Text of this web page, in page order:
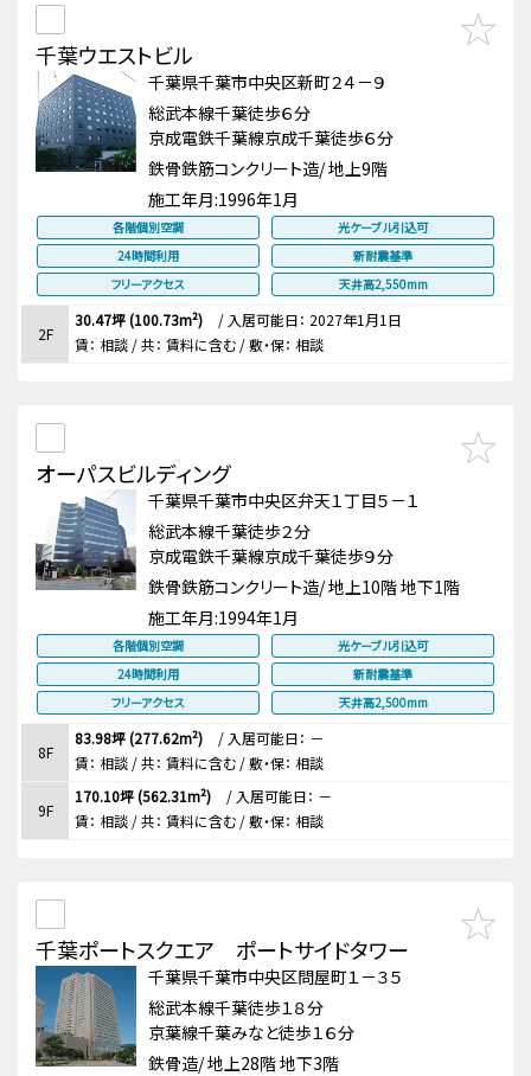
千葉ウエストビル
千葉県千葉市中央区新町２４－９
総武本線千葉徒歩６分
京成電鉄千葉線京成千葉徒歩６分
鉄骨鉄筋コンクリート造/ 地上9階
施工年月:1996年1月
各階個別空調
光ケーブル引込可
24時間利用
新耐震基準
フリーアクセス
天井高2,550mm
2F
30.47坪 (100.73m²) / 入居可能日： 2027年1月1日
賃： 相談 / 共： 賃料に含む / 敷・保： 相談
オーパスビルディング
千葉県千葉市中央区弁天１丁目５－１
総武本線千葉徒歩２分
京成電鉄千葉線京成千葉徒歩９分
鉄骨鉄筋コンクリート造/ 地上10階 地下1階
施工年月:1994年1月
各階個別空調
光ケーブル引込可
24時間利用
新耐震基準
フリーアクセス
天井高2,500mm
8F
83.98坪 (277.62m²) / 入居可能日： －
賃： 相談 / 共： 賃料に含む / 敷・保： 相談
9F
170.10坪 (562.31m²) / 入居可能日： －
賃： 相談 / 共： 賃料に含む / 敷・保： 相談
千葉ポートスクエア ポートサイドタワー
千葉県千葉市中央区問屋町１－３５
総武本線千葉徒歩１８分
京葉線千葉みなと徒歩１６分
鉄骨造/ 地上28階 地下3階